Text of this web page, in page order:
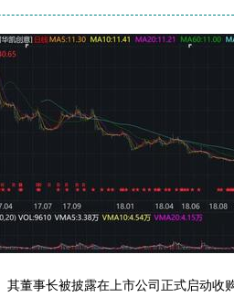
其董事长被披露在上市公司正式启动